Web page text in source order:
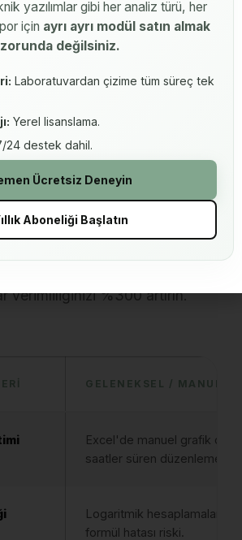
SETAF2018
verimliliğinizi %300 artırın.
GELENEKSEL / MANUEL
Excel'de manuel grafik
saatler süren düzenleme.
Logaritmik hesaplamalarda
formül hatası riski.
yazılımlar gibi her analiz türü, her
için ayrı ayrı modül satın almak
zorunda değilsiniz.
Laboratuvardan çizime tüm süreç tek
Yerel lisanslama.
24 destek dahil.
Ücretsiz Deneyin
Aboneliği Başlatın